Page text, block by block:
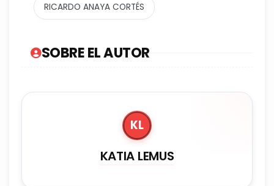
RICARDO ANAYA CORTÉS
SOBRE EL AUTOR
KL
KATIA LEMUS